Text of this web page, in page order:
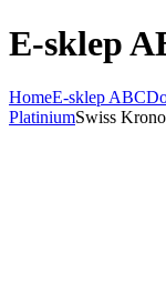
E-sklep
HomeE-sklep
PlatiniumSwiss